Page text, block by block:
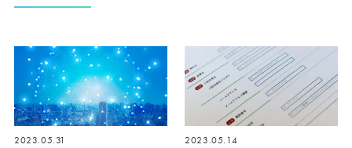
2023.05.31 2023.05.14